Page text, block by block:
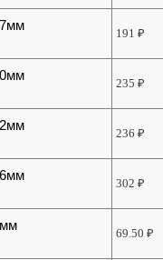
191₽
235₽
236₽
302₽
69.50₽